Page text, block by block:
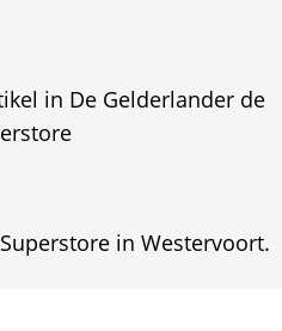
in De Gelderlander de
in Westervoort.